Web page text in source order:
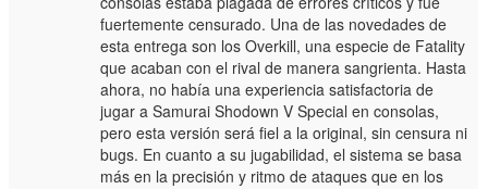
fuertemente censurado. Una de las novedades de
esta entrega son los Overkill, una especie de Fatality
que acaban con el rival de manera sangrienta. Hasta
ahora, no había una experiencia satisfactoria de
jugar a Samurai Shodown V Special en consolas,
pero esta versión será fiel a la original, sin censura ni
bugs. En cuanto a su jugabilidad, el sistema se basa
más en la precisión y ritmo de ataques que en los